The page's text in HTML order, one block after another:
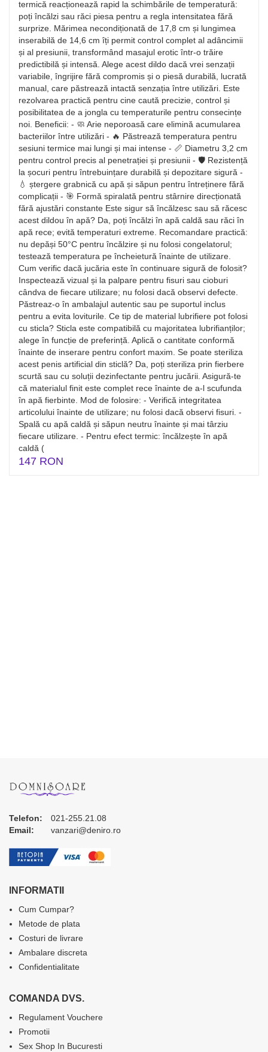
termică reacționează rapid la schimbările de temperatură:
poți încălzi sau răci piesa pentru a regla intensitatea fără
surprize. Mărimea necondiționată de 17,8 cm și lungimea
inserabilă de 14,6 cm îți permit control complet al adâncimii
și al presiunii, transformând masajul erotic într‑o trăire
predictibilă și intensă. Alege acest dildo dacă vrei senzații
variabile, îngrijire fără compromis și o piesă durabilă, lucrată
manual, care păstrează intactă senzația între utilizări. Este
rezolvarea practică pentru cine caută precizie, control și
posibilitatea de a jongla cu temperaturile pentru consecințe
noi. Beneficii: - 🧼 Arie neporoasă care elimină acumularea
bacteriilor între utilizări - 🔥 Păstrează temperatura pentru
sesiuni termice mai lungi și mai intense - 📏 Diametru 3,2 cm
pentru control precis al penetrației și presiunii - 🛡️ Rezistență
la șocuri pentru întrebuințare durabilă și depozitare sigură -
💧 ștergere grabnică cu apă și săpun pentru întreținere fără
complicații - 🎯 Formă spiralată pentru stârnire direcționată
fără ajustări constante Este sigur să încălzesc sau să răcesc
acest dildou în apă? Da, poți încălzi în apă caldă sau răci în
apă rece; evită temperaturi extreme. Recomandare practică:
nu depăși 50°C pentru încălzire și nu folosi congelatorul;
testează temperatura pe încheietură înainte de utilizare.
Cum verific dacă jucăria este în continuare sigură de folosit?
Inspectează vizual și la palpare pentru fisuri sau cioburi
cândva de fiecare utilizare; nu folosi dacă observi defecte.
Păstreaz‑o în ambalajul autentic sau pe suportul inclus
pentru a evita loviturile. Ce tip de material lubrifiere pot folosi
cu sticla? Sticla este compatibilă cu majoritatea lubrifianților;
alege în funcție de preferință. Aplică o cantitate conformă
înainte de inserare pentru confort maxim. Se poate steriliza
acest penis artificial din sticlă? Da, poți steriliza prin fierbere
scurtă sau cu soluții dezinfectante pentru jucării. Asigură‑te
că materialul finit este complet rece înainte de a-l scufunda
în apă fierbinte. Mod de folosire: - Verifică integritatea
articolului înainte de utilizare; nu folosi dacă observi fisuri. -
Spală cu apă caldă și săpun neutru înainte și mai târziu
fiecare utilizare. - Pentru efect termic: încălzește în apă
caldă (
147 RON
Telefon:
021-255.21.08
Email:
vanzari@deniro.ro
INFORMATII
Cum Cumpar?
Metode de plata
Costuri de livrare
Ambalare discreta
Confidentialitate
COMANDA DVS.
Regulament Vouchere
Promotii
Sex Shop In Bucuresti